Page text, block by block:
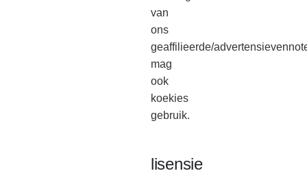
van
ons
geaffilieerde/
mag
ook
koekies
gebruik.
lisensie